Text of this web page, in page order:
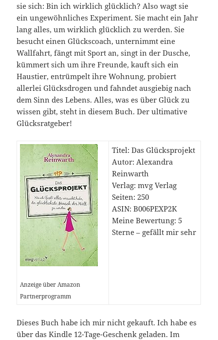
sie sich: Bin ich wirklich glücklich? Also wagt sie
ein ungewöhnliches Experiment. Sie macht ein Jahr
lang alles, um wirklich glücklich zu werden. Sie
besucht einen Glückscoach, unternimmt eine
Wallfahrt, fängt mit Sport an, singt in der Dusche,
kümmert sich um ihre Freunde, kauft sich ein
Haustier, entrümpelt ihre Wohnung, probiert
allerlei Glücksdrogen und fahndet ausgiebig nach
dem Sinn des Lebens. Alles, was es über Glück zu
wissen gibt, steht in diesem Buch. Der ultimative
Glücksratgeber!
Anzeige über Amazon
Partnerprogramm
Titel: Das Glücksprojekt
Autor: Alexandra
Reinwarth
Verlag: mvg Verlag
Seiten: 250
ASIN: B006PEXP2K
Meine Bewertung: 5
Sterne – gefällt mir sehr
Dieses Buch habe ich mir nicht gekauft. Ich habe es
über das Kindle 12-Tage-Geschenk geladen. Im